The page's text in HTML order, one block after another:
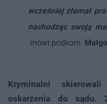
wcześniej złamał
nachodząc swoją
mówi podkom.
Kryminalni
oskarżenia do sądu.